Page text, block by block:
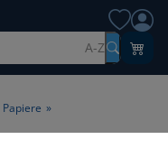
A-Z
Papiere »